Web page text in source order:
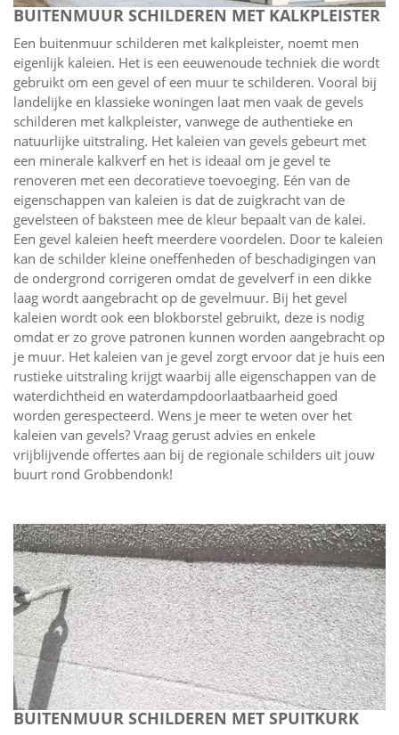
BUITENMUUR SCHILDEREN MET KALKPLEISTER
Een buitenmuur schilderen met kalkpleister, noemt men
eigenlijk kaleien. Het is een eeuwenoude techniek die wordt
gebruikt om een gevel of een muur te schilderen. Vooral bij
landelijke en klassieke woningen laat men vaak de gevels
schilderen met kalkpleister, vanwege de authentieke en
natuurlijke uitstraling. Het kaleien van gevels gebeurt met
een minerale kalkverf en het is ideaal om je gevel te
renoveren met een decoratieve toevoeging. Eén van de
eigenschappen van kaleien is dat de zuigkracht van de
gevelsteen of baksteen mee de kleur bepaalt van de kalei.
Een gevel kaleien heeft meerdere voordelen. Door te kaleien
kan de schilder kleine oneffenheden of beschadigingen van
de ondergrond corrigeren omdat de gevelverf in een dikke
laag wordt aangebracht op de gevelmuur. Bij het gevel
kaleien wordt ook een blokborstel gebruikt, deze is nodig
omdat er zo grove patronen kunnen worden aangebracht op
je muur. Het kaleien van je gevel zorgt ervoor dat je huis een
rustieke uitstraling krijgt waarbij alle eigenschappen van de
waterdichtheid en waterdampdoorlaatbaarheid goed
worden gerespecteerd. Wens je meer te weten over het
kaleien van gevels? Vraag gerust advies en enkele
vrijblijvende offertes aan bij de regionale schilders uit jouw
buurt rond Grobbendonk!
BUITENMUUR SCHILDEREN MET SPUITKURK